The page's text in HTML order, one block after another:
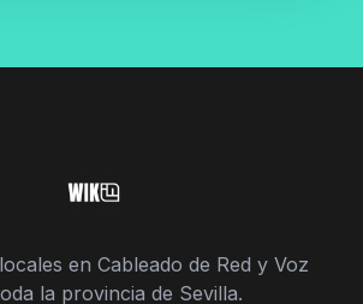
en Cableado de Red y Voz
la provincia de Sevilla.